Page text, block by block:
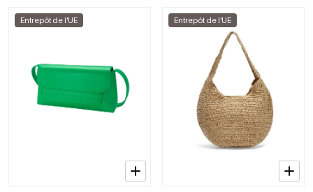
Entrepôt de l'UE Entrepôt de l'UE